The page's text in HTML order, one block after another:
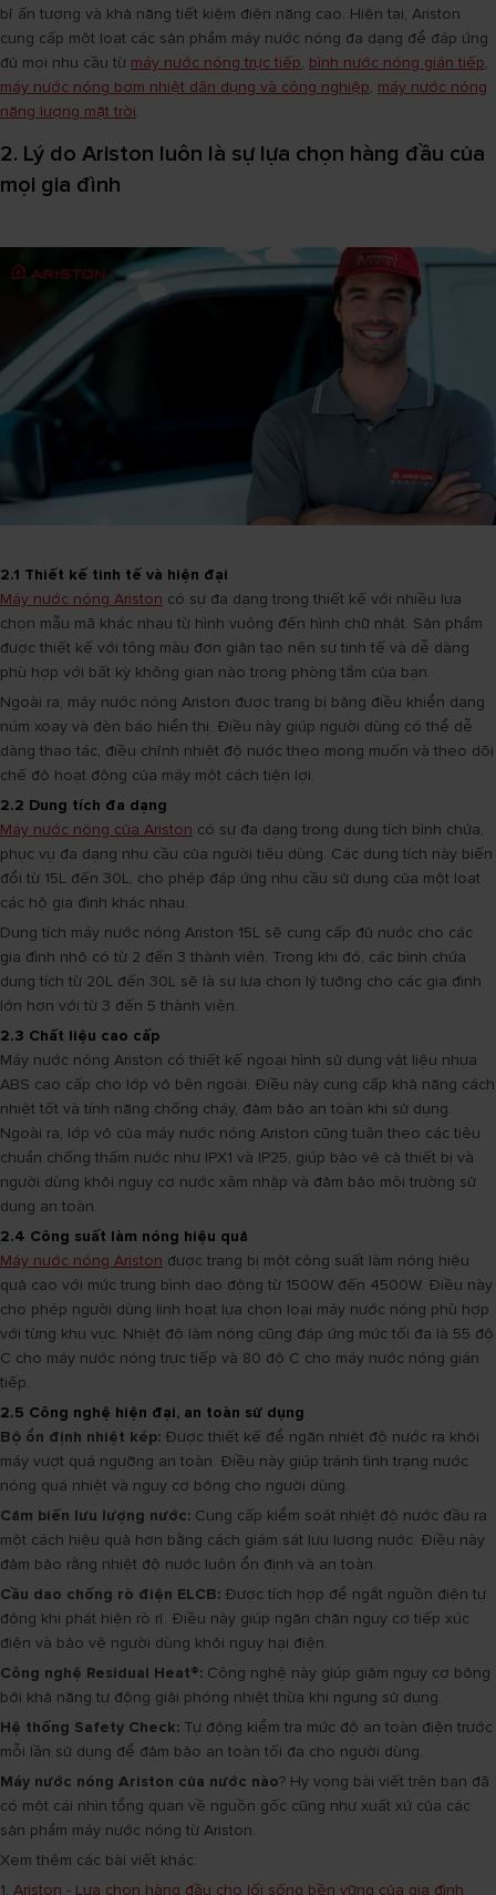
bỉ ấn tượng và khả năng tiết kiệm điện năng cao. Hiện tại, Ariston
cung cấp một loạt các sản phẩm máy nước nóng đa dạng để đáp ứng
đủ mọi nhu cầu từ máy nước nóng trực tiếp, bình nước nóng gián tiếp,
máy nước nóng bơm nhiệt dân dụng và công nghiệp, máy nước nóng
năng lượng mặt trời.
2. Lý do Ariston luôn là sự lựa chọn hàng đầu của
mọi gia đình
2.1 Thiết kế tinh tế và hiện đại
Máy nước nóng Ariston có sự đa dạng trong thiết kế với nhiều lựa
chọn mẫu mã khác nhau từ hình vuông đến hình chữ nhật. Sản phẩm
được thiết kế với tông màu đơn giản tạo nên sự tinh tế và dễ dàng
phù hợp với bất kỳ không gian nào trong phòng tắm của bạn.
Ngoài ra, máy nước nóng Ariston được trang bị bảng điều khiển dạng
núm xoay và đèn báo hiển thị. Điều này giúp người dùng có thể dễ
dàng thao tác, điều chỉnh nhiệt độ nước theo mong muốn và theo dõi
chế độ hoạt động của máy một cách tiện lợi.
2.2 Dung tích đa dạng
Máy nước nóng của Ariston có sự đa dạng trong dung tích bình chứa,
phục vụ đa dạng nhu cầu của người tiêu dùng. Các dung tích này biến
đổi từ 15L đến 30L, cho phép đáp ứng nhu cầu sử dụng của một loạt
các hộ gia đình khác nhau.
Dung tích máy nước nóng Ariston 15L sẽ cung cấp đủ nước cho các
gia đình nhỏ có từ 2 đến 3 thành viên. Trong khi đó, các bình chứa
dung tích từ 20L đến 30L sẽ là sự lựa chọn lý tưởng cho các gia đình
lớn hơn với từ 3 đến 5 thành viên.
2.3 Chất liệu cao cấp
Máy nước nóng Ariston có thiết kế ngoại hình sử dụng vật liệu nhựa
ABS cao cấp cho lớp vỏ bên ngoài. Điều này cung cấp khả năng cách
nhiệt tốt và tính năng chống cháy, đảm bảo an toàn khi sử dụng.
Ngoài ra, lớp vỏ của máy nước nóng Ariston cũng tuân theo các tiêu
chuẩn chống thấm nước như IPX1 và IP25, giúp bảo vệ cả thiết bị và
người dùng khỏi nguy cơ nước xâm nhập và đảm bảo môi trường sử
dụng an toàn.
2.4 Công suất làm nóng hiệu quả
Máy nước nóng Ariston được trang bị một công suất làm nóng hiệu
quả cao với mức trung bình dao động từ 1500W đến 4500W. Điều này
cho phép người dùng linh hoạt lựa chọn loại máy nước nóng phù hợp
với từng khu vực. Nhiệt độ làm nóng cũng đáp ứng mức tối đa là 55 độ
C cho máy nước nóng trực tiếp và 80 độ C cho máy nước nóng gián
tiếp.
2.5 Công nghệ hiện đại, an toàn sử dụng
Bộ ổn định nhiệt kép: Được thiết kế để ngăn nhiệt độ nước ra khỏi
máy vượt quá ngưỡng an toàn. Điều này giúp tránh tình trạng nước
nóng quá nhiệt và nguy cơ bỏng cho người dùng.
Cảm biến lưu lượng nước: Cung cấp kiểm soát nhiệt độ nước đầu ra
một cách hiệu quả hơn bằng cách giám sát lưu lượng nước. Điều này
đảm bảo rằng nhiệt độ nước luôn ổn định và an toàn.
Cầu dao chống rò điện ELCB: Được tích hợp để ngắt nguồn điện tự
động khi phát hiện rò rỉ. Điều này giúp ngăn chặn nguy cơ tiếp xúc
điện và bảo vệ người dùng khỏi nguy hại điện.
Công nghệ Residual Heat®: Công nghệ này giúp giảm nguy cơ bỏng
bởi khả năng tự động giải phóng nhiệt thừa khi ngưng sử dụng.
Hệ thống Safety Check: Tự động kiểm tra mức độ an toàn điện trước
mỗi lần sử dụng để đảm bảo an toàn tối đa cho người dùng.
Máy nước nóng Ariston của nước nào? Hy vọng bài viết trên bạn đã
có một cái nhìn tổng quan về nguồn gốc cũng như xuất xứ của các
sản phẩm máy nước nóng từ Ariston.
Xem thêm các bài viết khác:
1. Ariston - Lựa chọn hàng đầu cho lối sống bền vững của gia đình